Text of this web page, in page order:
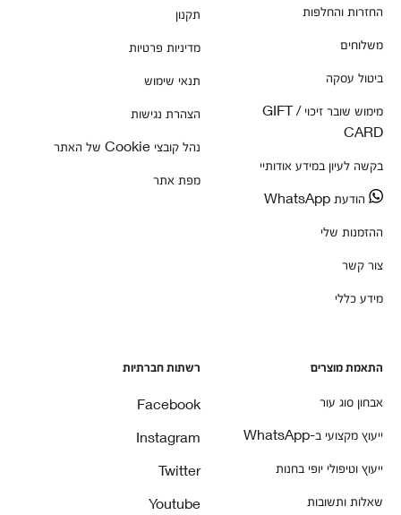
החזרות והחלפות
משלוחים
ביטול עסקה
מימוש שובר זיכוי / GIFT
CARD
בקשה לעיון במידע אודותיי
הודעת WhatsApp
ההזמנות שלי
צור קשר
מידע כללי
תקנון
מדיניות פרטיות
תנאי שימוש
הצהרת נגישות
נהל קובצי Cookie של האתר
מפת אתר
התאמת מוצרים
אבחון סוג עור
ייעוץ מקצועי ב-WhatsApp
ייעוץ וטיפולי יופי בחנות
שאלות ותשובות
רשתות חברתיות
Facebook
Instagram
Twitter
Youtube